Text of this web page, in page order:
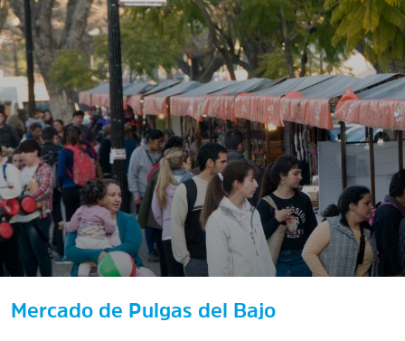
Mercado de Pulgas del Bajo